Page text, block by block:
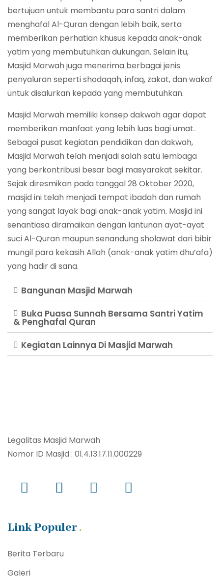
bertujuan untuk membantu para santri dalam
menghafal Al-Quran dengan lebih baik, serta
memberikan perhatian khusus kepada anak-anak
yatim yang membutuhkan dukungan. Selain itu,
Masjid Marwah juga menerima berbagai jenis
penyaluran seperti shodaqah, infaq, zakat, dan wakaf
untuk disalurkan kepada yang membutuhkan.
Masjid Marwah memiliki konsep dakwah agar dapat
memberikan manfaat yang lebih luas bagi umat.
Sebagai pusat kegiatan pendidikan dan dakwah,
Masjid Marwah telah menjadi salah satu lembaga
yang berkontribusi besar bagi masyarakat sekitar.
Sejak diresmikan pada tanggal 28 Oktober 2020,
masjid ini telah menjadi tempat ibadah dan rumah
yang sangat layak bagi anak-anak yatim. Masjid ini
senantiasa diramaikan dengan lantunan ayat-ayat
suci Al-Quran maupun senandung sholawat dari bibir
mungil para kekasih Allah (anak-anak yatim dhu’afa)
yang hadir di sana.
Bangunan Masjid Marwah
Buka Puasa Sunnah Bersama Santri Yatim
& Penghafal Quran
Kegiatan Lainnya Di Masjid Marwah
Legalitas Masjid Marwah
Nomor ID Masjid : 01.4.13.17.11.000229
Link Populer
Berita Terbaru
Galeri